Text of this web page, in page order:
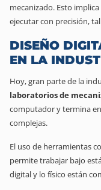
mecanizado. Esto
ejecutar con precisión,
DISEÑO
EN LA
Hoy, gran parte de la
laboratorios de
computador y termina
complejas.
El uso de herramientas
permite trabajar bajo
digital y lo físico están